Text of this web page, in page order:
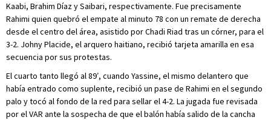
Kaabi, Brahim Díaz y Saibari, respectivamente. Fue precisamente
Rahimi quien quebró el empate al minuto 78 con un remate de derecha
desde el centro del área, asistido por Chadi Riad tras un córner, para el
3-2. Johny Placide, el arquero haitiano, recibió tarjeta amarilla en esa
secuencia por sus protestas.
El cuarto tanto llegó al 89′, cuando Yassine, el mismo delantero que
había entrado como suplente, recibió un pase de Rahimi en el segundo
palo y tocó al fondo de la red para sellar el 4-2. La jugada fue revisada
por el VAR ante la sospecha de que el balón había salido de la cancha